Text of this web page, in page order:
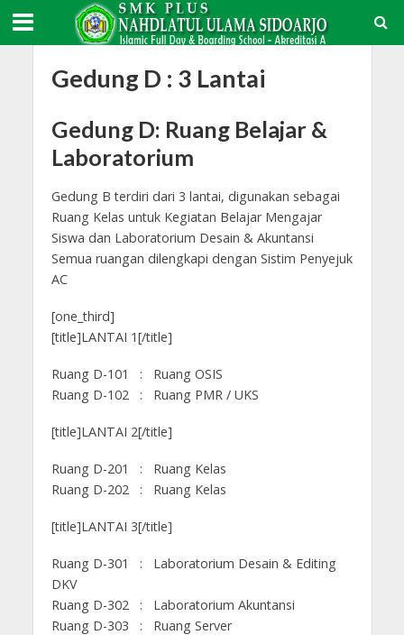
Gedung D : 3 Lantai
Gedung D: Ruang Belajar &
Laboratorium
Gedung B terdiri dari 3 lantai, digunakan sebagai
Ruang Kelas untuk Kegiatan Belajar Mengajar
Siswa dan Laboratorium Desain & Akuntansi
Semua ruangan dilengkapi dengan Sistim Penyejuk
AC
[one_third]
[title]LANTAI 1[/title]
Ruang D-101 : Ruang OSIS
Ruang D-102 : Ruang PMR / UKS
[title]LANTAI 2[/title]
Ruang D-201 : Ruang Kelas
Ruang D-202 : Ruang Kelas
[title]LANTAI 3[/title]
Ruang D-301 : Laboratorium Desain & Editing
DKV
Ruang D-302 : Laboratorium Akuntansi
Ruang D-303 : Ruang Server